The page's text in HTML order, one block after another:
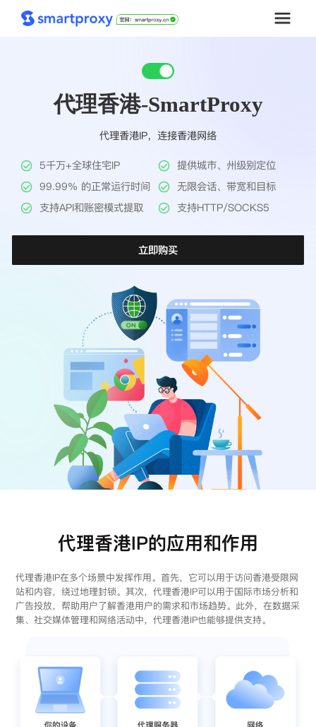
套餐购买
工具
帮助中心
代理香港-SmartProxy
代理香港IP，连接香港网络
5千万+全球住宅IP
提供城市、州级别定位
99.99% 的正常运行时间
无限会话、带宽和目标
支持API和账密模式提取
支持HTTP/SOCKS5
立即购买
代理香港IP的应用和作用
代理香港IP在多个场景中发挥作用。首先，它可以用于访问香港受限网
站和内容，绕过地理封锁。其次，代理香港IP可以用于国际市场分析和
广告投放，帮助用户了解香港用户的需求和市场趋势。此外，在数据采
集、社交媒体管理和网络活动中，代理香港IP也能够提供支持。